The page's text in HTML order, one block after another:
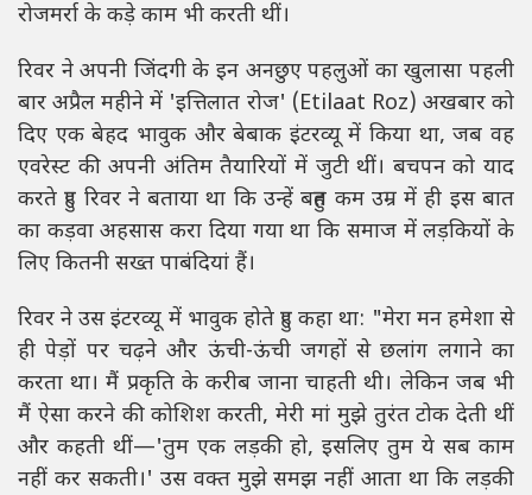
रोजमर्रा के कड़े काम भी करती थीं।
रिवर ने अपनी जिंदगी के इन अनछुए पहलुओं का खुलासा पहली
बार अप्रैल महीने में 'इत्तिलात रोज' (Etilaat Roz) अखबार को
दिए एक बेहद भावुक और बेबाक इंटरव्यू में किया था, जब वह
एवरेस्ट की अपनी अंतिम तैयारियों में जुटी थीं। बचपन को याद
करते हुए रिवर ने बताया था कि उन्हें बहुत कम उम्र में ही इस बात
का कड़वा अहसास करा दिया गया था कि समाज में लड़कियों के
लिए कितनी सख्त पाबंदियां हैं।
रिवर ने उस इंटरव्यू में भावुक होते हुए कहा था: "मेरा मन हमेशा से
ही पेड़ों पर चढ़ने और ऊंची-ऊंची जगहों से छलांग लगाने का
करता था। मैं प्रकृति के करीब जाना चाहती थी। लेकिन जब भी
मैं ऐसा करने की कोशिश करती, मेरी मां मुझे तुरंत टोक देती थीं
और कहती थीं—'तुम एक लड़की हो, इसलिए तुम ये सब काम
नहीं कर सकती।' उस वक्त मुझे समझ नहीं आता था कि लड़की